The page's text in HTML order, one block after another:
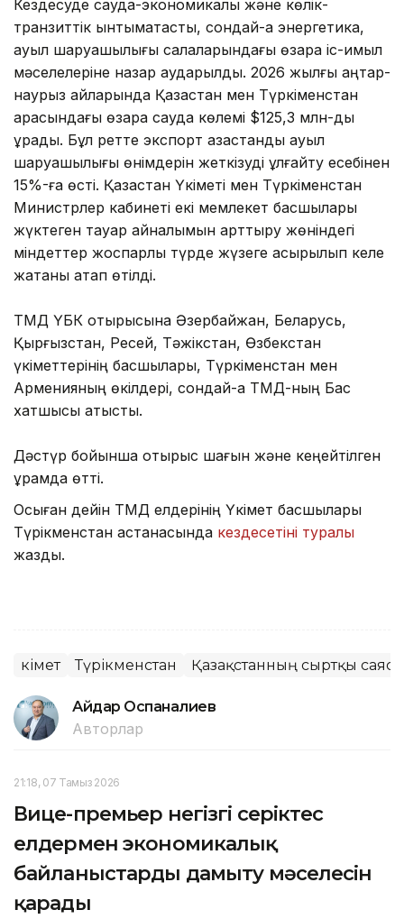
Кездесуде сауда-экономикалық және көлік-
транзиттік ынтымақтастық, сондай-ақ энергетика,
ауыл шаруашылығы салаларындағы өзара іс-қимыл
мәселелеріне назар аударылды. 2026 жылғы қаңтар-
наурыз айларында Қазақстан мен Түркіменстан
арасындағы өзара сауда көлемі $125,3 млн-ды
құрады. Бұл ретте экспорт қазақстандық ауыл
шаруашылығы өнімдерін жеткізуді ұлғайту есебінен
15%-ға өсті. Қазақстан Үкіметі мен Түркіменстан
Министрлер кабинеті екі мемлекет басшылары
жүктеген тауар айналымын арттыру жөніндегі
міндеттер жоспарлы түрде жүзеге асырылып келе
жатқаны атап өтілді.
ТМД ҮБК отырысына Әзербайжан, Беларусь,
Қырғызстан, Ресей, Тәжікстан, Өзбекстан
үкіметтерінің басшылары, Түркіменстан мен
Арменияның өкілдері, сондай-ақ ТМД-ның Бас
хатшысы қатысты.
Дәстүр бойынша отырыс шағын және кеңейтілген
құрамда өтті.
Осыған дейін ТМД елдерінің Үкімет басшылары
Түрікменстан астанасында кездесетіні туралы
жаздық.
Үкімет Түрікменстан Қазақстанның сыртқы
Айдар Оспаналиев
Авторлар
21:18, 07 Тамыз 2026
Вице-премьер негізгі серіктес
елдермен экономикалық
байланыстарды дамыту мәселесін
қарады